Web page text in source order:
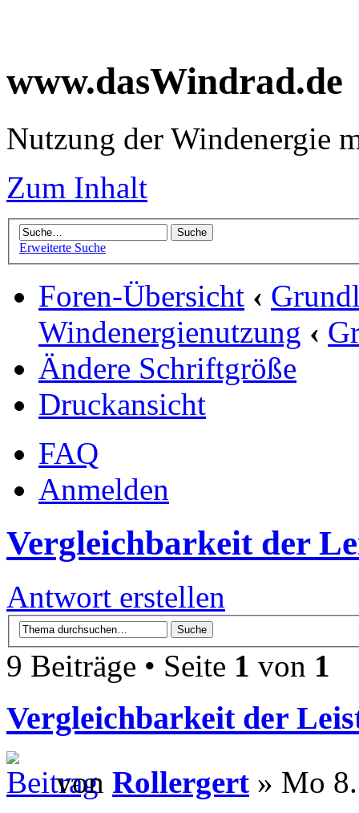
www.dasWindrad.de
Nutzung der Windenergie
Zum Inhalt
Erweiterte Suche
Foren-Übersicht ‹
Windenergienutzung ‹
Ändere Schriftgröße
Druckansicht
FAQ
Anmelden
Vergleichbarkeit der
Antwort erstellen
9 Beiträge • Seite 1 von 1
Vergleichbarkeit der
von Rollergert » Mo